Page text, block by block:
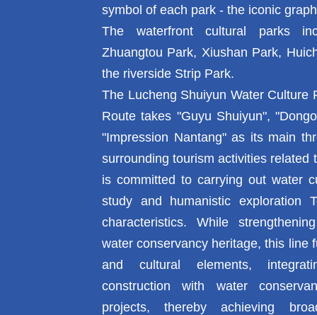
symbol of each park - the iconic
The waterfront cultural parks
Zhuangtou Park, Xiushan Park,
the riverside Strip Park.
The Lucheng Shuiyun Water Culture
Route takes "Guyu Shuiyun",
"Impression Nantang" as its main
surrounding tourism activities related
is committed to carrying out water
study and humanistic exploration
characteristics. While
water conservancy heritage, this line
and cultural elements,
construction with water
projects, thereby achieving